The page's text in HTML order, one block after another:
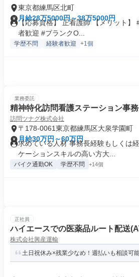
東京都練馬区北町
月給28万5000円～38万5000円
【応募資格】 正看護師 【メリット】
者歓迎 #ブランクO...
学歴不問 経験者歓迎 +1個
業務委託
精神特化訪問看護ステーション事
訪問ツナグ株式会社
〒178-0061東京都練馬区大泉学園町
月給30万円～60万円
求めている人材 事務長経験もしくは
ケーションスキルの高い方大...
バイク通勤OK 学歴不問 +14個
正社員
ハイエースでの医薬品ルート配送
株式会社興産運輸
土日祝休み×残業少なめ！週払いも相談可